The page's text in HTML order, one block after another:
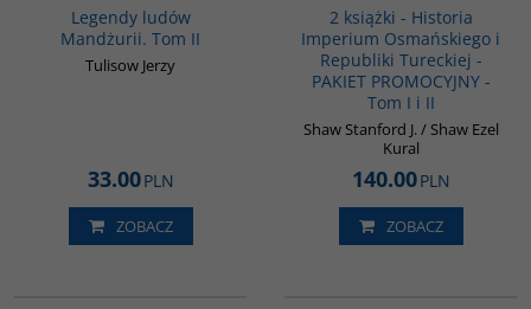
Legendy ludów
Mandżurii. Tom II
Tulisow Jerzy
33.00PLN
ZOBACZ
2 książki - Historia
Imperium Osmańskiego i
Republiki Tureckiej -
PAKIET PROMOCYJNY -
Tom I i II
Shaw Stanford J. / Shaw Ezel
Kural
140.00PLN
ZOBACZ